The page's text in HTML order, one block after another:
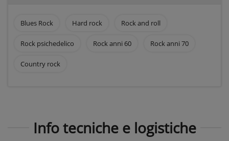
Blues Rock Hard rock Rock and roll
Rock psichedelico Rock anni 60 Rock anni 70
Country rock
Info tecniche e logistiche